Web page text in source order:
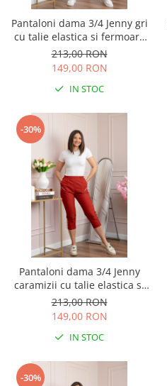
Pantaloni dama 3/4 Jenny gri
cu talie elastica si fermoare
decorative
213,00 RON
149,00 RON
IN STOC
-30%
Pantaloni dama 3/4 Jenny
caramizii cu talie elastica si
fermoare decorative
213,00 RON
149,00 RON
IN STOC
-30%